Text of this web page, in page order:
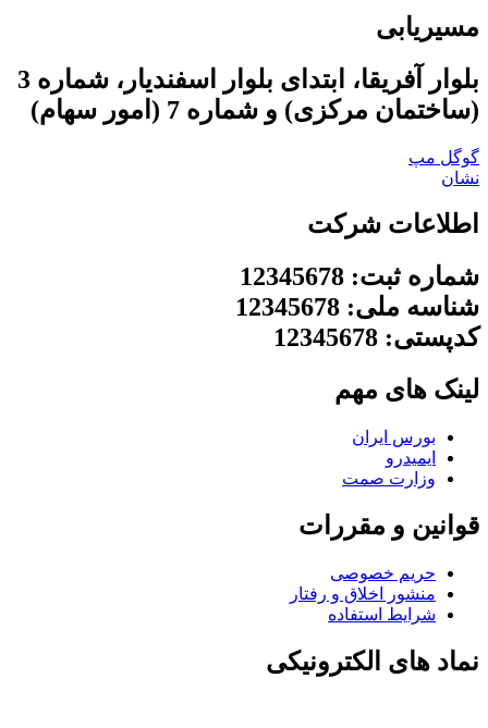
مسیریابی
بلوار آفریقا، ابتدای بلوار اسفندیار، شماره 3
(ساختمان مرکزی) و شماره 7 (امور سهام)
گوگل مپ
نشان
اطلاعات شرکت
شماره ثبت: 12345678
شناسه ملی: 12345678
کدپستی: 12345678
لینک های مهم
بورس ایران
ایمیدرو
وزارت صمت
قوانین و مقررات
حریم خصوصی
منشور اخلاق و رفتار
شرایط استفاده
نماد های الکترونیکی